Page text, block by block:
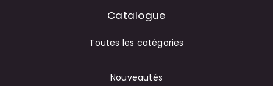
Catalogue
Toutes les catégories
Nouveautés